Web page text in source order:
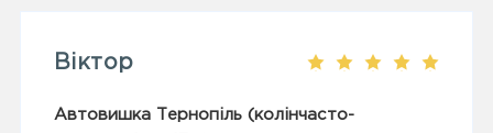
Віктор
Автовишка Тернопіль (колінчасто-